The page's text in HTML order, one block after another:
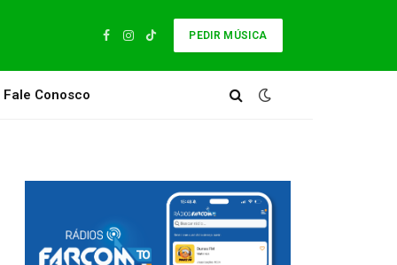
Facebook
Instagram
TikTok
PEDIR MÚSICA
Fale Conosco